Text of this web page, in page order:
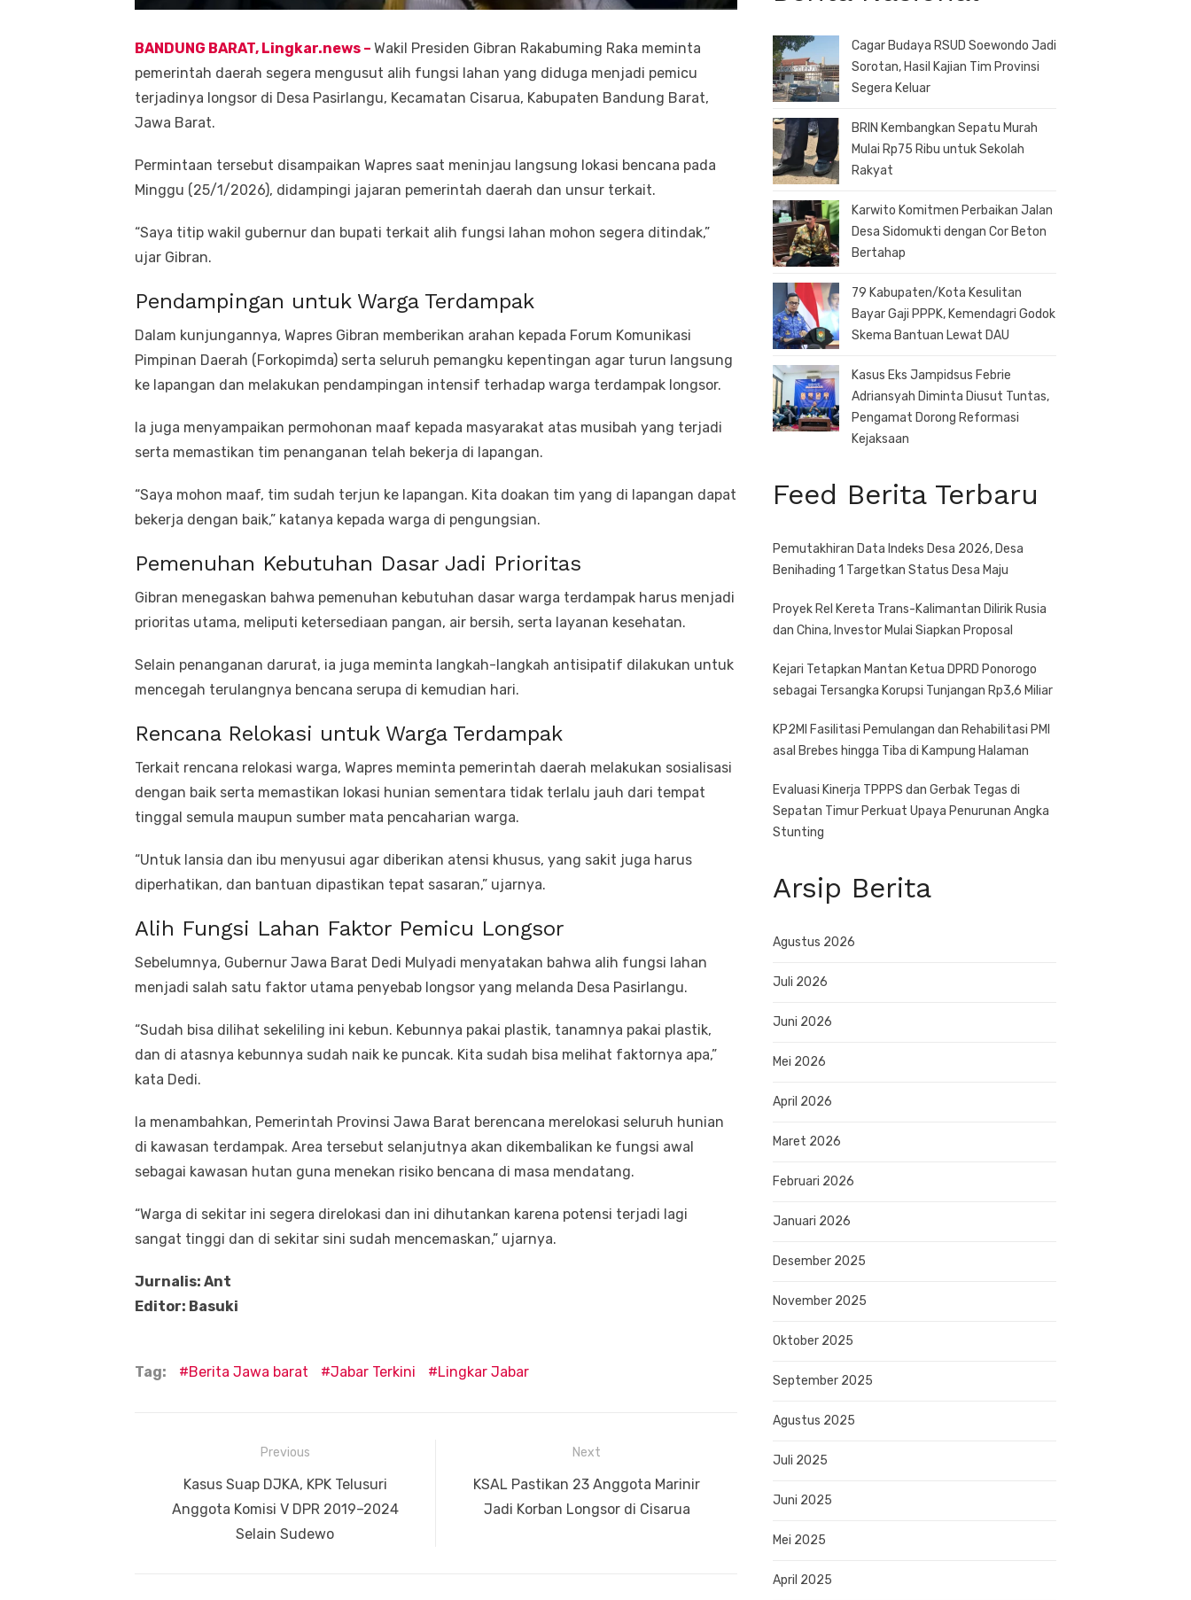
BANDUNG BARAT, Lingkar.news – Wakil Presiden Gibran Rakabuming Raka meminta
pemerintah daerah segera mengusut alih fungsi lahan yang diduga menjadi pemicu
terjadinya longsor di Desa Pasirlangu, Kecamatan Cisarua, Kabupaten Bandung Barat,
Jawa Barat.
Permintaan tersebut disampaikan Wapres saat meninjau langsung lokasi bencana pada
Minggu (25/1/2026), didampingi jajaran pemerintah daerah dan unsur terkait.
“Saya titip wakil gubernur dan bupati terkait alih fungsi lahan mohon segera ditindak,”
ujar Gibran.
Pendampingan untuk Warga Terdampak
Dalam kunjungannya, Wapres Gibran memberikan arahan kepada Forum Komunikasi
Pimpinan Daerah (Forkopimda) serta seluruh pemangku kepentingan agar turun langsung
ke lapangan dan melakukan pendampingan intensif terhadap warga terdampak longsor.
Ia juga menyampaikan permohonan maaf kepada masyarakat atas musibah yang terjadi
serta memastikan tim penanganan telah bekerja di lapangan.
“Saya mohon maaf, tim sudah terjun ke lapangan. Kita doakan tim yang di lapangan dapat
bekerja dengan baik,” katanya kepada warga di pengungsian.
Pemenuhan Kebutuhan Dasar Jadi Prioritas
Gibran menegaskan bahwa pemenuhan kebutuhan dasar warga terdampak harus menjadi
prioritas utama, meliputi ketersediaan pangan, air bersih, serta layanan kesehatan.
Selain penanganan darurat, ia juga meminta langkah-langkah antisipatif dilakukan untuk
mencegah terulangnya bencana serupa di kemudian hari.
Rencana Relokasi untuk Warga Terdampak
Terkait rencana relokasi warga, Wapres meminta pemerintah daerah melakukan sosialisasi
dengan baik serta memastikan lokasi hunian sementara tidak terlalu jauh dari tempat
tinggal semula maupun sumber mata pencaharian warga.
“Untuk lansia dan ibu menyusui agar diberikan atensi khusus, yang sakit juga harus
diperhatikan, dan bantuan dipastikan tepat sasaran,” ujarnya.
Alih Fungsi Lahan Faktor Pemicu Longsor
Sebelumnya, Gubernur Jawa Barat Dedi Mulyadi menyatakan bahwa alih fungsi lahan
menjadi salah satu faktor utama penyebab longsor yang melanda Desa Pasirlangu.
“Sudah bisa dilihat sekeliling ini kebun. Kebunnya pakai plastik, tanamnya pakai plastik,
dan di atasnya kebunnya sudah naik ke puncak. Kita sudah bisa melihat faktornya apa,”
kata Dedi.
Ia menambahkan, Pemerintah Provinsi Jawa Barat berencana merelokasi seluruh hunian
di kawasan terdampak. Area tersebut selanjutnya akan dikembalikan ke fungsi awal
sebagai kawasan hutan guna menekan risiko bencana di masa mendatang.
“Warga di sekitar ini segera direlokasi dan ini dihutankan karena potensi terjadi lagi
sangat tinggi dan di sekitar sini sudah mencemaskan,” ujarnya.
Jurnalis: Ant
Editor: Basuki
Tag: Berita Jawa barat Jabar Terkini Lingkar Jabar
Previous
Previous
post:
Kasus Suap DJKA, KPK Telusuri
Anggota Komisi V DPR 2019–2024
Selain Sudewo
Next
Next
post:
KSAL Pastikan 23 Anggota Marinir
Jadi Korban Longsor di Cisarua
Cagar Budaya RSUD Soewondo Jadi
Sorotan, Hasil Kajian Tim Provinsi
Segera Keluar
BRIN Kembangkan Sepatu Murah
Mulai Rp75 Ribu untuk Sekolah
Rakyat
Karwito Komitmen Perbaikan Jalan
Desa Sidomukti dengan Cor Beton
Bertahap
79 Kabupaten/Kota Kesulitan
Bayar Gaji PPPK, Kemendagri Godok
Skema Bantuan Lewat DAU
Kasus Eks Jampidsus Febrie
Adriansyah Diminta Diusut Tuntas,
Pengamat Dorong Reformasi
Kejaksaan
Feed Berita Terbaru
Pemutakhiran Data Indeks Desa 2026, Desa
Benihading 1 Targetkan Status Desa Maju
Proyek Rel Kereta Trans-Kalimantan Dilirik Rusia
dan China, Investor Mulai Siapkan Proposal
Kejari Tetapkan Mantan Ketua DPRD Ponorogo
sebagai Tersangka Korupsi Tunjangan Rp3,6 Miliar
KP2MI Fasilitasi Pemulangan dan Rehabilitasi PMI
asal Brebes hingga Tiba di Kampung Halaman
Evaluasi Kinerja TPPPS dan Gerbak Tegas di
Sepatan Timur Perkuat Upaya Penurunan Angka
Stunting
Arsip Berita
Agustus 2026
Juli 2026
Juni 2026
Mei 2026
April 2026
Maret 2026
Februari 2026
Januari 2026
Desember 2025
November 2025
Oktober 2025
September 2025
Agustus 2025
Juli 2025
Juni 2025
Mei 2025
April 2025